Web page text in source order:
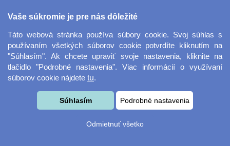
Tácka na nápoje
guľatý
Flexi vodítko
ozdoba
Vaše súkromie je pre nás dôležité
Táto webová stránka používa súbory cookie. Svoj súhlas s
používaním všetkých súborov cookie potvrdíte kliknutím na
"Súhlasím". Ak chcete upraviť svoje nastavenia, kliknite na
tlačidlo "Podrobné nastavenia". Viac informácií o využívaní
súborov cookie nájdete tu.
Súhlasím Podrobné nastavenia
Odmietnuť všetko